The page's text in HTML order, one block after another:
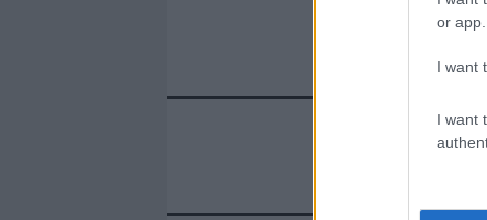
or app.
I want
I want